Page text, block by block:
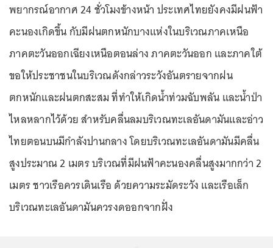
พยากรณ์อากาศ 24 ชั่วโมงข้างหน้า ประเทศไทยยังคงมีฝนฟ้า
คะนองเกิดขึ้น กับมีฝนตกหนักบางแห่งในบริเวณภาคเหนือ
ภาคตะวันออกเฉียงเหนือตอนล่าง ภาคตะวันออก และภาคใต้
ขอให้ประชาชนในบริเวณดังกล่าวระวังอันตรายจากฝน
ตกหนักและฝนตกสะสม ที่ทำให้เกิดน้ำท่วมฉับพลัน และน้ำป่า
ไหลหลากไว้ด้วย สำหรับคลื่นลมบริเวณทะเลอันดามันและอ่าว
ไทยตอนบนมีกำลังปานกลาง โดยบริเวณทะเลอันดามันมีคลื่น
สูงประมาณ 2 เมตร บริเวณที่มีฝนฟ้าคะนองคลื่นสูงมากกว่า 2
เมตร ชาวเรือควรเดินเรือ ด้วยความระมัดระวัง และเรือเล็ก
บริเวณทะเลอันดามันควรงดออกจากฝั่ง